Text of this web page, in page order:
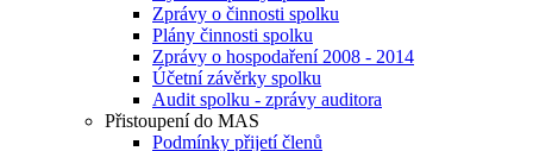
Zprávy o činnosti spolku
Plány činnosti spolku
Zprávy o hospodaření 2008 - 2014
Účetní závěrky spolku
Audit spolku - zprávy auditora
Přistoupení do MAS
Podmínky přijetí členů